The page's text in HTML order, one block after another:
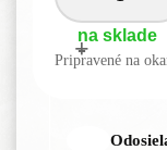
-
+
na sklade
Pripravené na